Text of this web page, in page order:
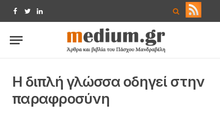
Facebook
TwitterLinkedIn
Η διπλή γλώσσα οδηγεί στην
παραφροσύνη